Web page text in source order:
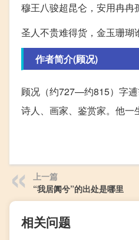
穆王八骏超昆仑，安用冉冉
圣人不贵难得货，金玉珊瑚
作者简介(顾况)
顾况（约727—约815）字
诗人、画家、鉴赏家。他一
上一篇
“我居阗兮”的出处是哪里
相关问题